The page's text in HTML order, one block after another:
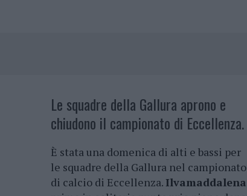
Le squadre della Gallura aprono e
chiudono il campionato di Eccellenza.
È stata una domenica di alti e bassi per
le squadre della Gallura nel campionato
di calcio di Eccellenza. Ilvamaddalena